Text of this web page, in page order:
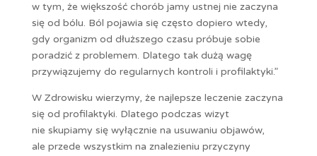
w tym, że większość chorób jamy ustnej nie zaczyna
się od bólu. Ból pojawia się często dopiero wtedy,
gdy organizm od dłuższego czasu próbuje sobie
poradzić z problemem. Dlatego tak dużą wagę
przywiązujemy do regularnych kontroli i profilaktyki.”
W Zdrowisku wierzymy, że najlepsze leczenie zaczyna
się od profilaktyki. Dlatego podczas wizyt
nie skupiamy się wyłącznie na usuwaniu objawów,
ale przede wszystkim na znalezieniu przyczyny